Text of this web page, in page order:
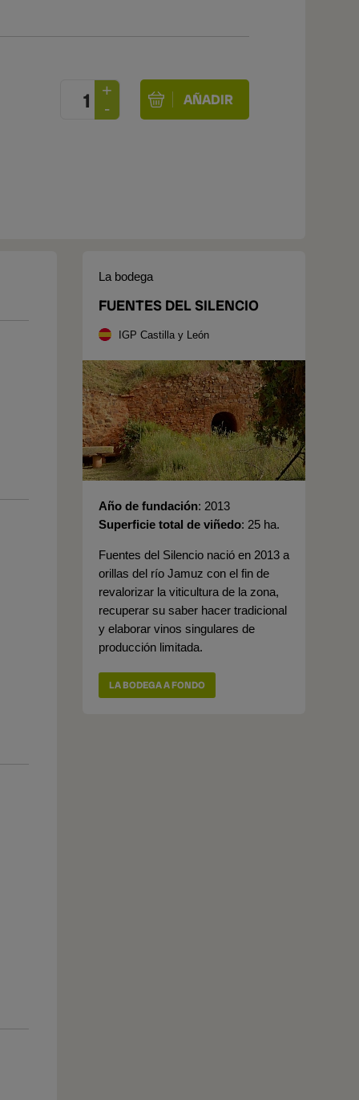
La bodega
FUENTES DEL SILENCIO
IGP Castilla y León
Año de fundación 2013
Superficie total de viñedo 25 ha.
Fuentes del Silencio nació en 2013 a
orillas del río Jamuz con el fin de
revalorizar la viticultura de la zona,
recuperar su saber hacer tradicional
y elaborar vinos singulares de
producción limitada.
LA BODEGA A FONDO